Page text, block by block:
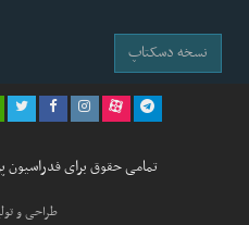
نسخه دسکتاپ
تمامی حقوق برای
طراحی و